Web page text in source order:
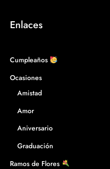
Enlaces
Cumpleaños
Ocasiones
Amistad
Amor
Aniversario
Graduación
Ramos de Flores